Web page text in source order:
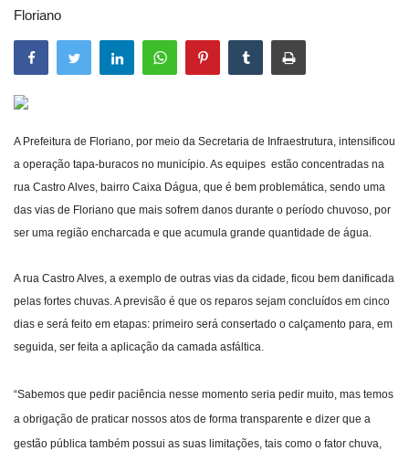
Mural de Licitações
Notícias
Vídeos
Floriano
A Prefeitura de Floriano, por meio da Secretaria de Infraestrutura, intensificou
a operação tapa-buracos no município. As equipes estão concentradas na
rua Castro Alves, bairro Caixa Dágua, que é bem problemática, sendo uma
das vias de Floriano que mais sofrem danos durante o período chuvoso, por
ser uma região encharcada e que acumula grande quantidade de água.
A rua Castro Alves, a exemplo de outras vias da cidade, ficou bem danificada
pelas fortes chuvas. A previsão é que os reparos sejam concluídos em cinco
dias e será feito em etapas: primeiro será consertado o calçamento para, em
seguida, ser feita a aplicação da camada asfáltica.
“Sabemos que pedir paciência nesse momento seria pedir muito, mas temos
a obrigação de praticar nossos atos de forma transparente e dizer que a
gestão pública também possui as suas limitações, tais como o fator chuva,